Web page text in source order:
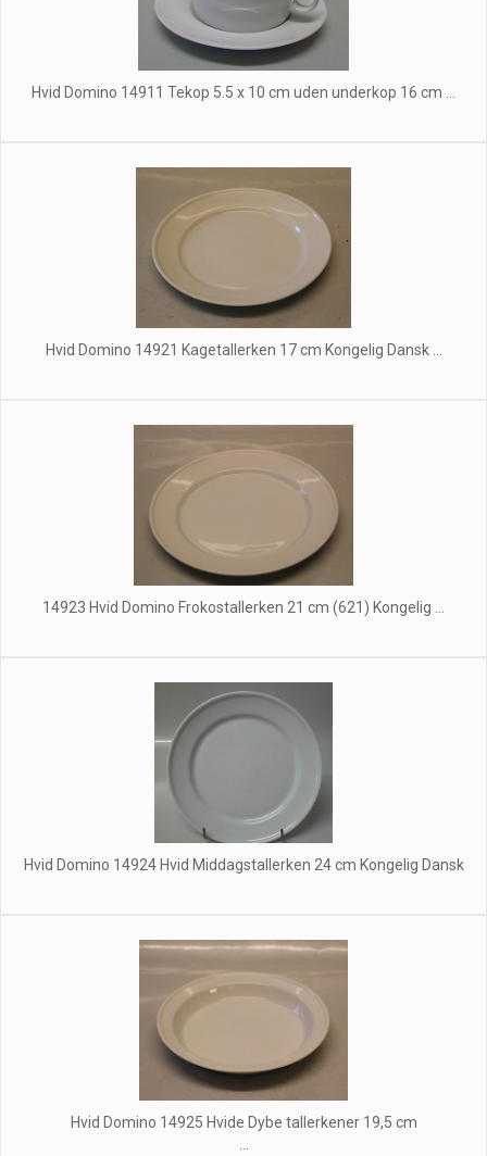
Hvid Domino 14911 Tekop 5.5 x 10 cm uden underkop 16 cm ...
Hvid Domino 14921 Kagetallerken 17 cm Kongelig Dansk ...
14923 Hvid Domino Frokostallerken 21 cm (621) Kongelig ...
Hvid Domino 14924 Hvid Middagstallerken 24 cm Kongelig Dansk
Hvid Domino 14925 Hvide Dybe tallerkener 19,5 cm